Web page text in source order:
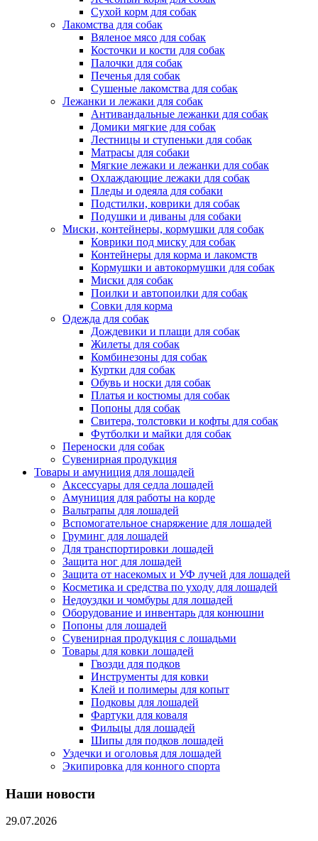
Сухой корм для собак
Лакомства для собак
Вяленое мясо для собак
Косточки и кости для собак
Палочки для собак
Печенья для собак
Сушеные лакомства для собак
Лежанки и лежаки для собак
Антивандальные лежанки для собак
Домики мягкие для собак
Лестницы и ступеньки для собак
Матрасы для собаки
Мягкие лежаки и лежанки для собак
Охлаждающие лежаки для собак
Пледы и одеяла для собаки
Подстилки, коврики для собак
Подушки и диваны для собаки
Миски, контейнеры, кормушки для собак
Коврики под миску для собак
Контейнеры для корма и лакомств
Кормушки и автокормушки для собак
Миски для собак
Поилки и автопоилки для собак
Совки для корма
Одежда для собак
Дождевики и плащи для собак
Жилеты для собак
Комбинезоны для собак
Куртки для собак
Обувь и носки для собак
Платья и костюмы для собак
Попоны для собак
Свитера, толстовки и кофты для собак
Футболки и майки для собак
Переноски для собак
Сувенирная продукция
Товары и амуниция для лошадей
Аксессуары для седла лошадей
Амуниция для работы на корде
Вальтрапы для лошадей
Вспомогательное снаряжение для лошадей
Груминг для лошадей
Для транспортировки лошадей
Защита ног для лошадей
Защита от насекомых и УФ лучей для лошадей
Косметика и средства по уходу для лошадей
Недоуздки и чомбуры для лошадей
Оборудование и инвентарь для конюшни
Попоны для лошадей
Сувенирная продукция с лошадьми
Товары для ковки лошадей
Гвозди для подков
Инструменты для ковки
Клей и полимеры для копыт
Подковы для лошадей
Фартуки для коваля
Фильцы для лошадей
Шипы для подков лошадей
Уздечки и оголовья для лошадей
Экипировка для конного спорта
Наши новости
29.07.2026